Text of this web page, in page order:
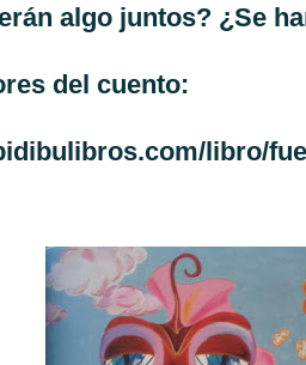
algo juntos? ¿Se
del cuento:
com/libro/